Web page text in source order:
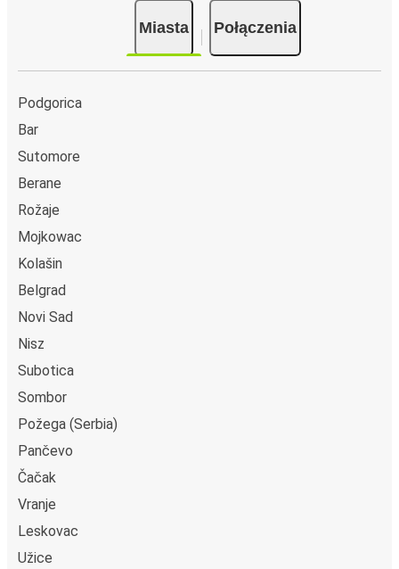
Miasta Połączenia
Podgorica
Bar
Sutomore
Berane
Rožaje
Mojkowac
Kolašin
Belgrad
Novi Sad
Nisz
Subotica
Sombor
Požega (Serbia)
Pančevo
Čačak
Vranje
Leskovac
Užice